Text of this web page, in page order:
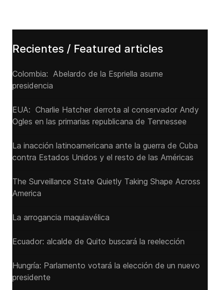
Recientes / Featured articles
Colombia: Abelardo de la Espriella asume
presidencia
EUA: Charlie Hatcher derrota al conservador Andy
Ogles en las primarias republicana de Tennessee
La inacción latinoamericana ante la guerra de Cuba
contra Estados Unidos y el resto de las Américas
The Surveillance State Quietly Taking Shape Across
America
La arrogancia maquiavélica
Ecuador: alcalde de Quito buscará la reelección
Hungría: Parlamento votará la elección de un nuevo
presidente